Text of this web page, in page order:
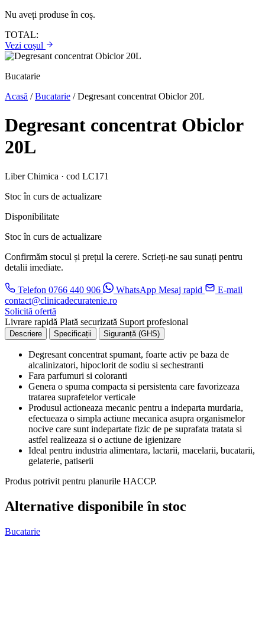
Nu aveți produse în coș.
TOTAL:
Vezi coșul
Bucatarie
Acasă /Bucatarie /Degresant concentrat Obiclor 20L
Degresant concentrat Obiclor
20L
Liber Chimica · cod LC171
Stoc în curs de actualizare
Disponibilitate
Stoc în curs de actualizare
Confirmăm stocul și prețul la cerere. Scrieți-ne sau sunați pentru
detalii imediate.
Telefon 0766 440 906 WhatsApp Mesaj rapid
E-mail
contact@clinicadecuratenie.ro
Solicită ofertă
Livrare rapidă Plată securizată Suport profesional
Descriere Specificații Siguranță (GHS)
Degresant concentrat spumant, foarte activ pe baza de
alcalinizatori, hipoclorit de sodiu si sechestranti
Fara parfumuri si coloranti
Genera o spuma compacta si persistenta care favorizeaza
tratarea suprafetelor verticale
Produsul actioneaza mecanic pentru a indeparta murdaria,
efectueaza o simpla actiune mecanica asupra organismelor
nocive care sunt indepartate fizic de pe suprafata tratata si
astfel realizeaza si o actiune de igienizare
Ideal pentru industria alimentara, lactarii, macelarii, bucatarii,
gelaterie, patiserii
Produs potrivit pentru planurile HACCP.
Alternative disponibile în stoc
Bucatarie